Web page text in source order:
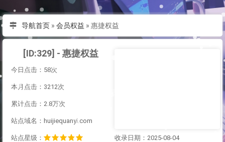
导航首页» 会员权益 » 惠捷权益
[ID:329] - 惠捷权益
今日点击：58次
本月点击：3212次
累计点击：2.8万次
站点域名：huijiequanyi.com
站点星级： 收录日期：2025-08-04